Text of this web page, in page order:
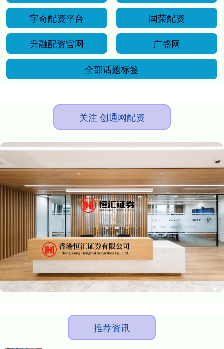
宇奇配资平台
国荣配资
升融配资官网
广盛网
全部话题标签
关注 创通网配资
推荐资讯